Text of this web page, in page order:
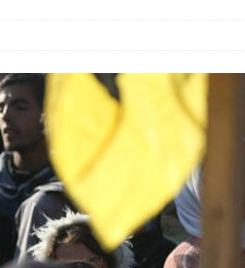
» à Gaza et la propagande occidentale